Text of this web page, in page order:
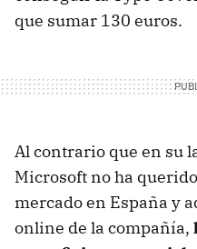
que sumar 130 euros.
Al contrario que en su
Microsoft no ha
mercado en España y
online de la compañía,